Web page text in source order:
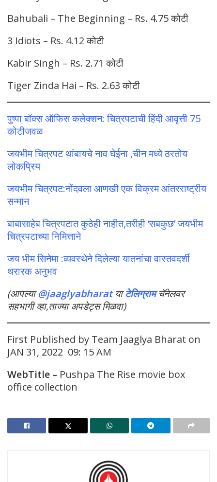
Bahubali – The Beginning – Rs. 4.75 कोटी
3 Idiots – Rs. 4.12 कोटी
Kabir Singh – Rs. 2.71 कोटी
Tiger Zinda Hai – Rs. 2.63 कोटी
पुष्पा बॉक्स ऑफिस कलेक्शन: चित्रपटाची हिंदी आवृत्ती 75
कोटीजवळ
जयभीम चित्रपट थांबायचे नाव घेईना ,चीन मध्ये ठरतोय
लोकप्रिय
जयभीम चित्रपट:नोंदवला आणखी एक विक्रम आंतरराष्ट्रीय
सन्मान
बाबासाहेब चित्रपटात कुठेही नाहीत,तरीही ‘सबकुछ’ जयभीम
चित्रपटाच्या निमित्ताने
जय भीम सिनेमा :व्यवस्थेने दिलेल्या यातनांचा वास्तवदर्शी
थरारक अनुभव
(आपल्या@jaaglyabharat याटेलिग्राम चॅनेलवर
सहभागी व्हा,ताज्या अपडेट्स मिळवा)
First Published by Team Jaaglya Bharat on
JAN 31, 2022 09: 15 AM
WebTitle – Pushpa The Rise movie box
office collection